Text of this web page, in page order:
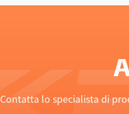
Contatta lo specialista di